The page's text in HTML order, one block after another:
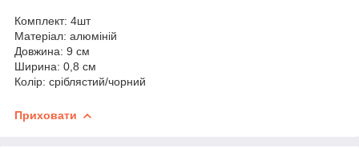
Комплект: 4шт
Матеріал: алюміній
Довжина: 9 см
Ширина: 0,8 см
Колір: сріблястий/чорний
Приховати